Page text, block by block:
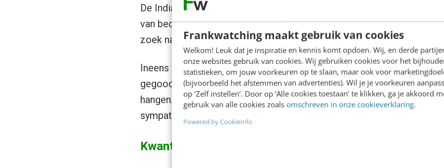
Frankwatching maakt gebruik van cookies
Welkom! Leuk dat je inspiratie en kennis komt opdoen. Wij, en derde
onze websites gebruik van cookies. Wij gebruiken cookies voor het
statistieken, om jouw voorkeuren op te slaan, maar ook voor
(bijvoorbeeld het afstemmen van advertenties). Wil je je voorkeuren
op ‘Zelf instellen’. Door op ‘Alle cookies toestaan’ te klikken, ga je akkoord
gebruik van alle cookies zoals omschreven in onze cookieverklaring.
Powered by CookieInfo
De Indiase feel good metrics-supermarkten komen gelukkig steeds
van bedrijven. Marketeers hebben daarom een nieuwe opdracht
zoek naar nieuwe cijfers en verantwoordingen.
Ineens gaat het om aantallen Facebook-posts waaraan ze, met een
gegoochel, een Net Promotor Score of andere klantenloyaliteits- of
hangen. En kijk nou eens, joepie, door die leuke inhaker vinden
sympathieker, en hatsjekidee, ook die kattenpost geeft ons merk veel
Kwantiteit in plaats van kwaliteit